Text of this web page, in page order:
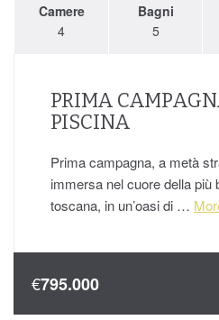
Camere
4
Bagni
5
PRIMA
PISCINA
Prima campagna, a metà
immersa nel cuore della più
toscana, in un’oasi di …
€795.000